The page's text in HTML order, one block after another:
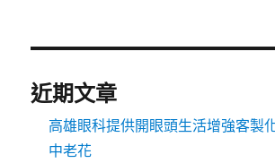
近期文章
高雄眼科提供開眼頭生活增強客製
中老花